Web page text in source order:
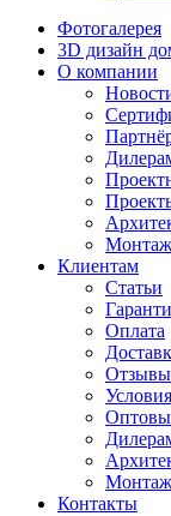
Фотогалерея
3D дизайн
О компании
Клиентам
Статьи
Оплата
Отзывы
Контакты